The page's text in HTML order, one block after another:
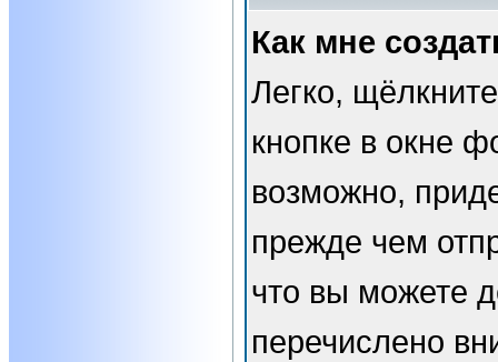
Как мне
Легко,
кнопке в окне
возможно,
прежде чем
что вы можете
перечислено